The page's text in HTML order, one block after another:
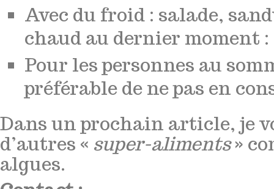
Avec du froid : salade,
chaud au dernier moment :
Pour les personnes au
préférable de ne pas en
Dans un prochain article, je
d’autres « super-aliments»
algues.